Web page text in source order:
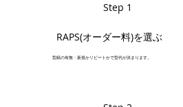
Step 1
RAPS(オーダー料)を選ぶ
型紙の有無・新規かリピートかで型代が決まります。